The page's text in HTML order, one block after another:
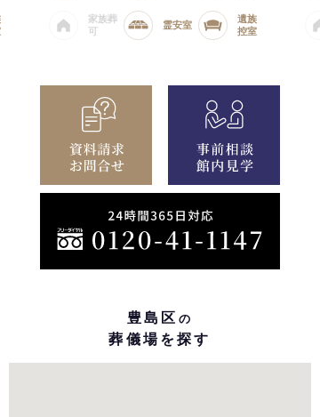
家族葬
可
霊安室
遺族
控室
豊島区 の
葬儀場を探す